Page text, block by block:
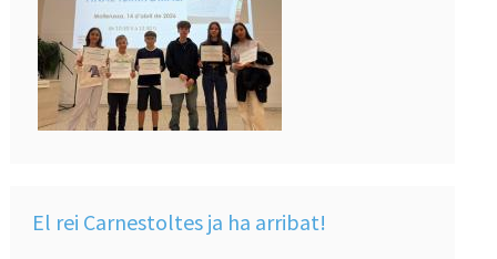
El rei Carnestoltes ja ha arribat!